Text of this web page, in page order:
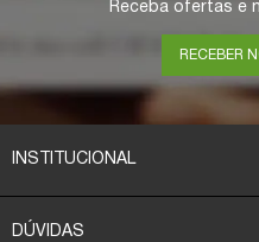
Receba ofertas e
RECEBER
INSTITUCIONAL
DÚVIDAS